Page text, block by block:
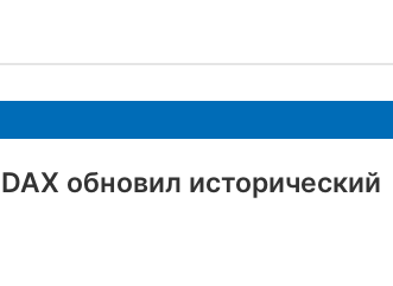
обновил исторический